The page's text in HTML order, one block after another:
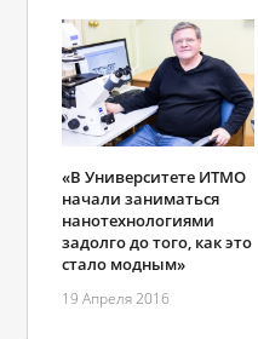
«В Университете ИТМО
начали заниматься
нанотехнологиями
задолго до того, как это
стало модным»
19 Апреля 2016